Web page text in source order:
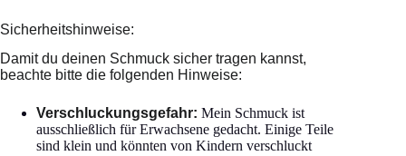
Sicherheitshinweise:
Damit du deinen Schmuck sicher tragen kannst,
beachte bitte die folgenden Hinweise:
Verschluckungsgefahr: Mein Schmuck ist
ausschließlich für Erwachsene gedacht. Einige Teile
sind klein und könnten von Kindern verschluckt